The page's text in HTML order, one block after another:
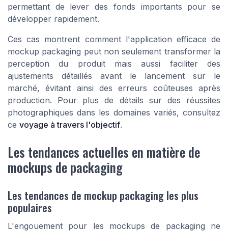
permettant de lever des fonds importants pour se
développer rapidement.
Ces cas montrent comment l'application efficace de
mockup packaging peut non seulement transformer la
perception du produit mais aussi faciliter des
ajustements détaillés avant le lancement sur le
marché, évitant ainsi des erreurs coûteuses après
production. Pour plus de détails sur des réussites
photographiques dans les domaines variés, consultez
ce voyage à travers l'objectif.
Les tendances actuelles en matière de
mockups de packaging
Les tendances de mockup packaging les plus
populaires
L'engouement pour les mockups de packaging ne